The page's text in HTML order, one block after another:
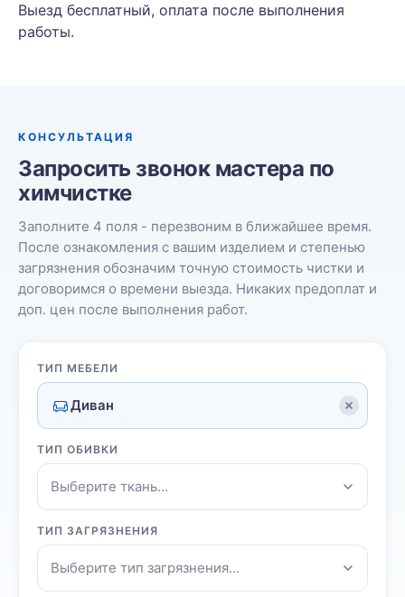
Выезд бесплатный, оплата после выполнения
работы.
КОНСУЛЬТАЦИЯ
Запросить звонок мастера по
химчистке
Заполните 4 поля - перезвоним в ближайшее время.
После ознакомления с вашим изделием и степенью
загрязнения обозначим точную стоимость чистки и
договоримся о времени выезда. Никаких предоплат и
доп. цен после выполнения работ.
ТИП МЕБЕЛИ
Диван
ТИП ОБИВКИ
Выберите ткань…
ТИП ЗАГРЯЗНЕНИЯ
Выберите тип загрязнения…